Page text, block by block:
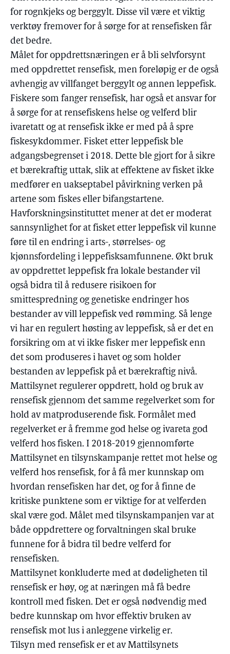
for rognkjeks og berggylt. Disse vil være et viktig
verktøy fremover for å sørge for at rensefisken får
det bedre.
Målet for oppdrettsnæringen er å bli selvforsynt
med oppdrettet rensefisk, men foreløpig er de også
avhengig av villfanget berggylt og annen leppefisk.
Fiskere som fanger rensefisk, har også et ansvar for
å sørge for at rensefiskens helse og velferd blir
ivaretatt og at rensefisk ikke er med på å spre
fiskesykdommer. Fisket etter leppefisk ble
adgangsbegrenset i 2018. Dette ble gjort for å sikre
et bærekraftig uttak, slik at effektene av fisket ikke
medfører en uakseptabel påvirkning verken på
artene som fiskes eller bifangstartene.
Havforskningsinstituttet mener at det er moderat
sannsynlighet for at fisket etter leppefisk vil kunne
føre til en endring i arts-, størrelses- og
kjønnsfordeling i leppefisksamfunnene. Økt bruk
av oppdrettet leppefisk fra lokale bestander vil
også bidra til å redusere risikoen for
smittespredning og genetiske endringer hos
bestander av vill leppefisk ved rømming. Så lenge
vi har en regulert høsting av leppefisk, så er det en
forsikring om at vi ikke fisker mer leppefisk enn
det som produseres i havet og som holder
bestanden av leppefisk på et bærekraftig nivå.
Mattilsynet regulerer oppdrett, hold og bruk av
rensefisk gjennom det samme regelverket som for
hold av matproduserende fisk. Formålet med
regelverket er å fremme god helse og ivareta god
velferd hos fisken. I 2018-2019 gjennomførte
Mattilsynet en tilsynskampanje rettet mot helse og
velferd hos rensefisk, for å få mer kunnskap om
hvordan rensefisken har det, og for å finne de
kritiske punktene som er viktige for at velferden
skal være god. Målet med tilsynskampanjen var at
både oppdrettere og forvaltningen skal bruke
funnene for å bidra til bedre velferd for
rensefisken.
Mattilsynet konkluderte med at dødeligheten til
rensefisk er høy, og at næringen må få bedre
kontroll med fisken. Det er også nødvendig med
bedre kunnskap om hvor effektiv bruken av
rensefisk mot lus i anleggene virkelig er.
Tilsyn med rensefisk er et av Mattilsynets